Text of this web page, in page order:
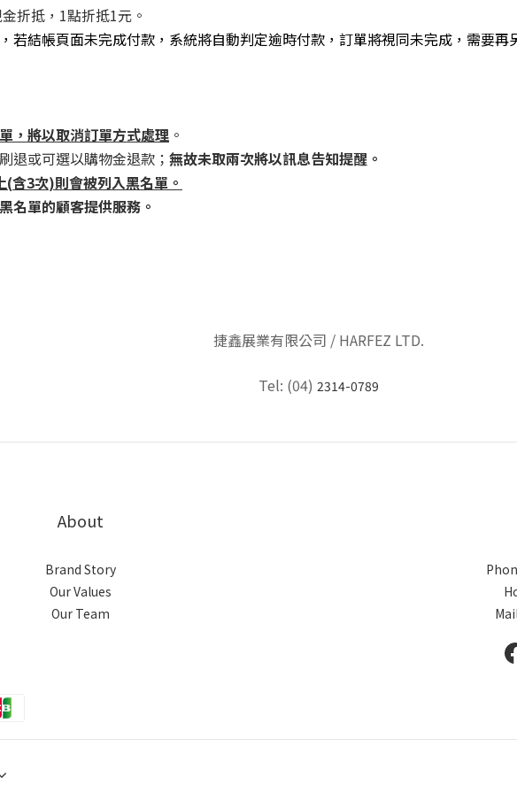
折抵，1點折抵1元。
若結帳頁面未完成付款， 系統將自動判定逾時付款，訂單將視同未完成 ，需要再
，將以取消訂單方式處理 。
退或可選以購物金退款； 無故未取兩次將以訊息告知提醒。
(含3次)則會被列入黑名單。
名單的顧客提供服務。
捷鑫展業有限公司 / HARFEZ LTD.
Tel: (04) 2314-0789
About
Brand Story
Our Values
Our Team